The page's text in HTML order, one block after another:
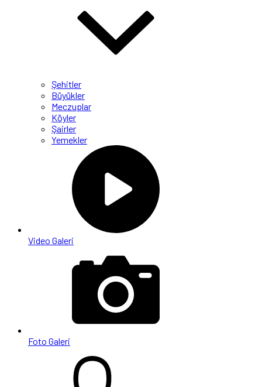
Şehitler
Büyükler
Meczuplar
Köyler
Şairler
Yemekler
Video Galeri
Foto Galeri